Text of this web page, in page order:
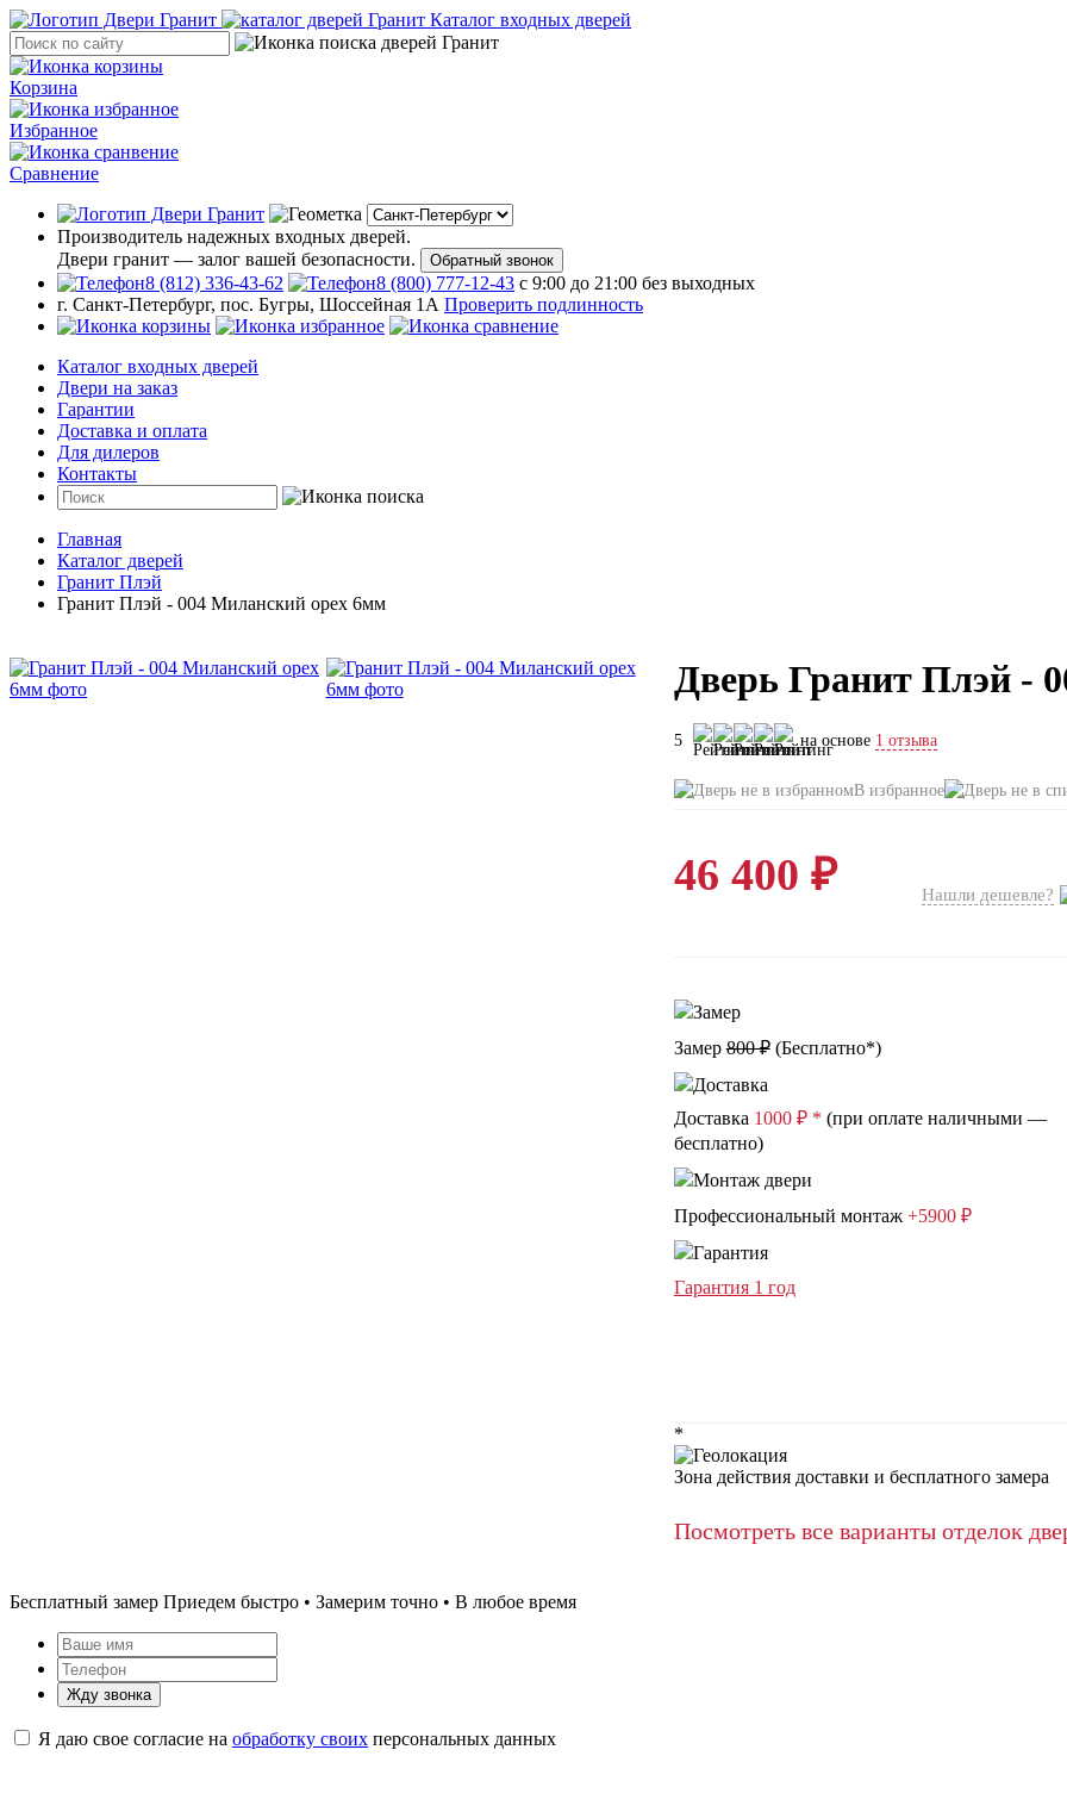
Каталог входных дверей
Корзина
Избранное
Сравнение
Производитель надежных входных дверей.
Двери гранит — залог вашей безопасности.
Обратный звонок
8 (812) 336-43-62 8 (800) 777-12-43 с 9:00 до 21:00 без выходных
г. Санкт-Петербург, пос. Бугры, Шоссейная 1А Проверить подлинность
Каталог входных дверей
Двери на заказ
Гарантии
Доставка и оплата
Для дилеров
Контакты
Главная
Каталог дверей
Гранит Плэй
Гранит Плэй - 004 Миланский орех 6мм
Дверь Гранит Плэй -
5 на основе 1 отзыва
В избранное
46 400 ₽ Нашли дешевле?
Замер800 ₽(Бесплатно*)
Доставка 1000 ₽ * (при оплате наличными —
бесплатно)
Профессиональный монтаж +5900 ₽
Гарантия 1 год
*
Зона действия доставки и бесплатного замера
Посмотреть все варианты отделок
Бесплатный замер Приедем быстро • Замерим точно • В любое время
Жду звонка
Я даю свое согласие на обработку своих персональных данных